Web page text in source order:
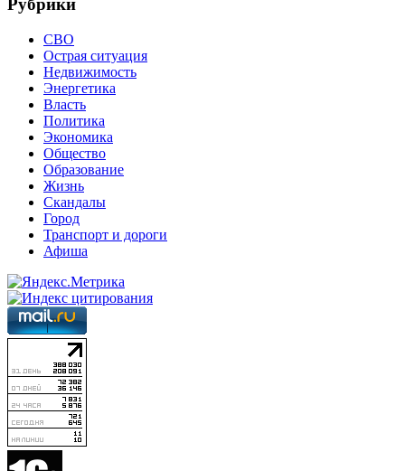
Рубрики
СВО
Острая ситуация
Недвижимость
Энергетика
Власть
Политика
Экономика
Общество
Образование
Жизнь
Скандалы
Город
Транспорт и дороги
Афиша